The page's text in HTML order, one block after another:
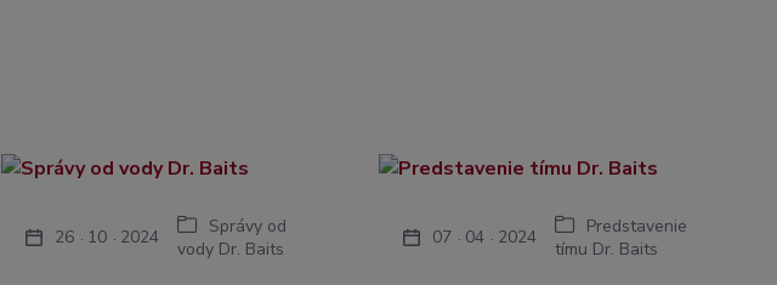
26 10 2024
Správy od
vody Dr. Baits
07 04 2024
Predstavenie
tímu Dr. Baits